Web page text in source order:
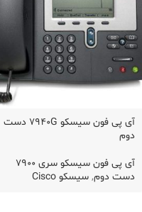
آی پی فون سیسکو 7940G دست
دوم
آی پی فون سیسکو سری 7900
دست دوم, سیسکو Cisco